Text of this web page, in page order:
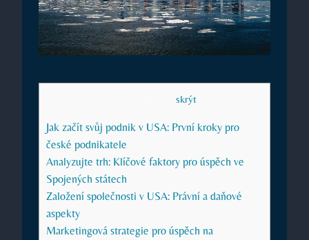
skrýt]
Jak začít svůj podnik v USA: První kroky pro
české podnikatele
Analyzujte trh: Klíčové faktory pro úspěch ve
Spojených státech
Založení společnosti v USA: Právní a daňové
aspekty
Marketingová strategie pro úspěch na